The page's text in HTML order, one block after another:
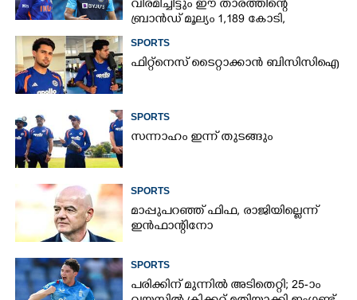
വിരമിച്ചിട്ടും ഈ താരത്തിന്റെ
ബ്രാൻഡ് മൂല്യം 1,189 കോടി,
SPORTS
ഫിറ്റ്നെസ് ടൈറ്റാക്കാൻ ബിസിസിഐ
SPORTS
സന്നാഹം ഇന്ന് തുടങ്ങും
SPORTS
മാപ്പുപറഞ്ഞ് ഫിഫ, രാജിയില്ലെന്ന്
ഇൻഫാന്റിനോ
SPORTS
പരിക്കിന് മുന്നിൽ അടിതെറ്റി; 25-ാം